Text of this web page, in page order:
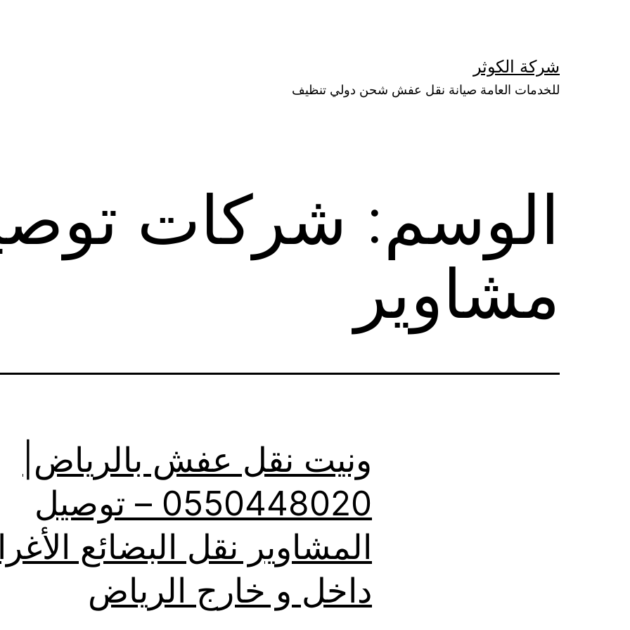
شركة الكوثر
للخدمات العامة صيانة نقل عفش شحن دولي تنظيف
الوسم: شركات
مشاوير
ونيت نقل عفش بالرياض|
0550448020 – توصيل
المشاوير نقل البضائع
داخل و خارج الرياض